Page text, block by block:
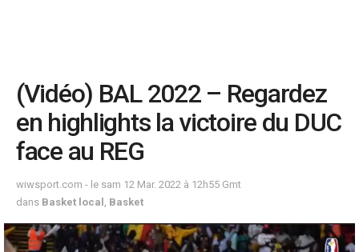
(Vidéo) BAL 2022 – Regardez
en highlights la victoire du DUC
face au REG
wiwsport.com - le sam 12 Mar. 2022 à 12h55 Gmt
dans Basket local Basket